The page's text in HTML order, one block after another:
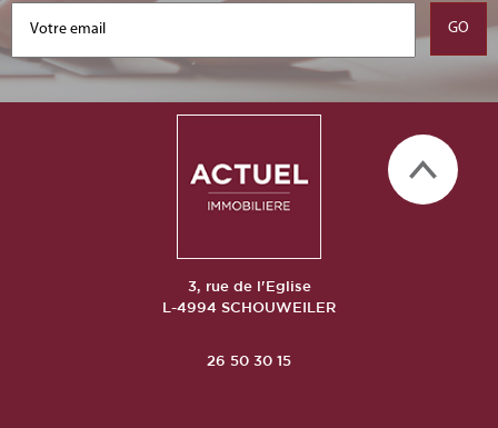
3, rue de l'Eglise
L-4994 SCHOUWEILER
26 50 30 15